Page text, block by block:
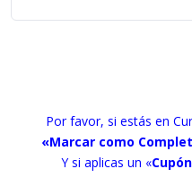
Por favor, si estás en
«Marcar como
Y si aplicas un «Cupón